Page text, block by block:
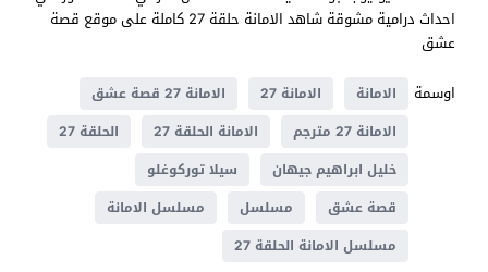
احداث ​​درامية مشوقة شاهد الامانة حلقة 27 كاملة على موقع قصة
عشق
اوسمة
الامانة الامانة 27
الامانة 27 قصة عشق
الامانة 27 مترجم
الامانة الحلقة 27
الحلقة 27
خليل ابراهيم جيهان
سيلا توركوغلو
قصة عشق
مسلسل
مسلسل الامانة
مسلسل الامانة الحلقة 27